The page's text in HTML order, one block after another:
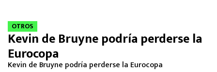
SELECCIÓN MEXICANA
FUTBOL INTERNACIONAL
OTROS
Kevin de Bruyne podría perderse la
Eurocopa
Kevin de Bruyne podría perderse la Eurocopa